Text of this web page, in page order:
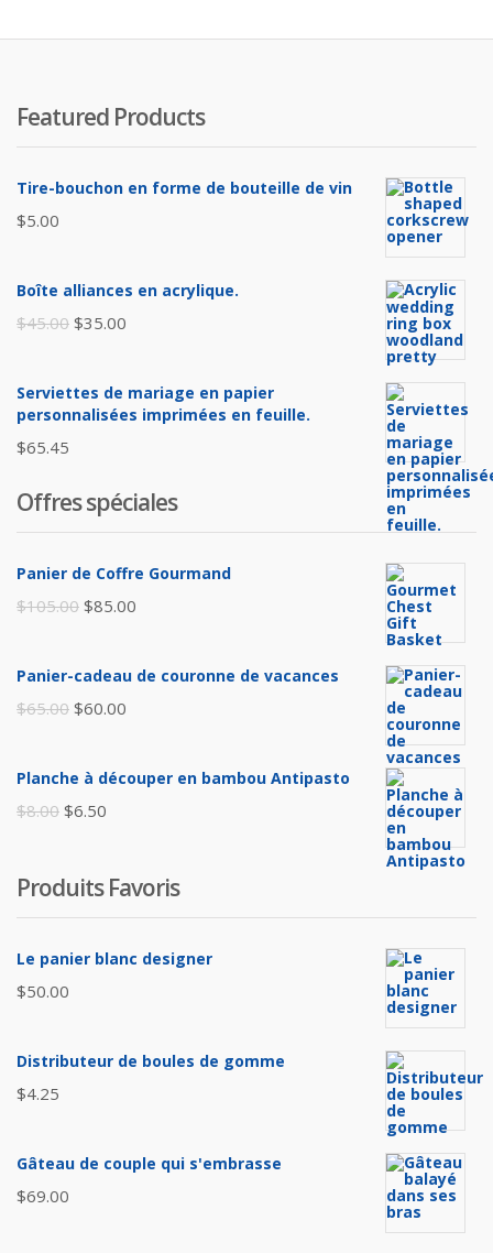
Featured Products
Tire-bouchon en forme de bouteille de vin
$5.00
Boîte alliances en acrylique.
$45.00 Le
initial
était :
$35.00
actuel
est :
Serviettes de mariage en papier
personnalisées imprimées en feuille.
$65.45
Offres spéciales
Panier de Coffre Gourmand
$105.00 Le
initial
$85.00
actuel
Panier-cadeau de couronne de vacances
$65.00 Le
initial
$60.00
Planche à découper en bambou Antipasto
$8.00 Le
était :
$6.50
est :
Produits Favoris
Le panier blanc designer
$50.00
Distributeur de boules de gomme
$4.25
Gâteau de couple qui s'embrasse
$69.00